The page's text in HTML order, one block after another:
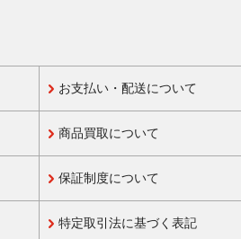
お支払い・配送について
商品買取について
保証制度について
特定取引法に基づく表記